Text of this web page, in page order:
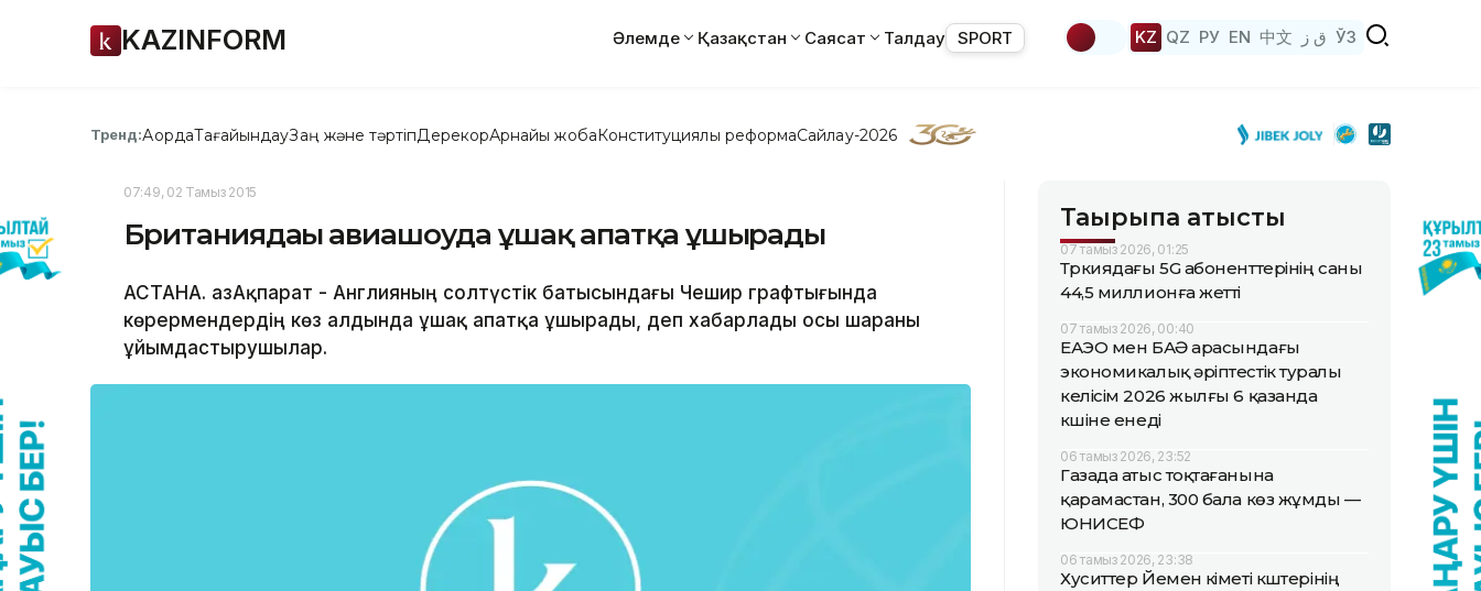
KAZINFORM Әлемде Қазақстан Саясат Талдау SPORT KZ QZ РУ EN 中文 ق ز ЎЗ
Тренд:АқордаТағайындауЗаң және тәртіпДерекқорАрнайы жобаКонституциялық реформаСайлау-2026
07:49, 02 Тамыз 2015
Британиядағы авиашоуда ұшақ апатқа ұшырады
АСТАНА. ҚазАқпарат - Англияның солтүстік батысындағы Чешир графтығында
көрермендердің көз алдында ұшақ апатқа ұшырады, деп хабарлады осы шараны
ұйымдастырушылар.
Тақырыпқа қатысты
07 тамыз 2026, 01:25
Түркиядағы 5G абоненттерінің саны
44,5 миллионға жетті
07 тамыз 2026, 00:40
ЕАЭО мен БАӘ арасындағы
экономикалық әріптестік туралы
келісім 2026 жылғы 6 қазанда
күшіне енеді
06 тамыз 2026, 23:52
Газада атыс тоқтағанына
қарамастан, 300 бала көз жұмды —
ЮНИСЕФ
06 тамыз 2026, 23:38
Хуситтер Йемен үкіметі күштерінің